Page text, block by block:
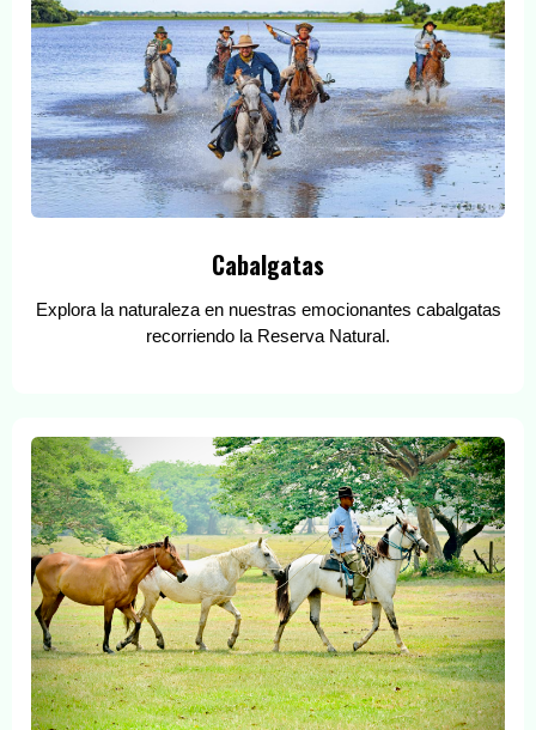
Cabalgatas
Explora la naturaleza en nuestras emocionantes cabalgatas
recorriendo la Reserva Natural.